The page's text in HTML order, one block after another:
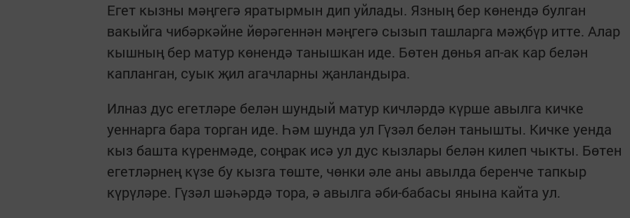
Егет кызны мәңгегә яратырмын дип уйлады. Язның бер көнендә булган
вакыйга чибәркәйне йөрәгеннән мәңгегә сызып ташларга мәҗбүр итте. Алар
кышның бер матур көнендә танышкан иде. Бөтен дөнья ап-ак кар белән
капланган, суык җил агачларны җанландыра.
Илназ дус егетләре белән шундый матур кичләрдә күрше авылга кичке
уеннарга бара торган иде. Һәм шунда ул Гүзәл белән танышты. Кичке уенда
кыз башта күренмәде, соңрак исә ул дус кызлары белән килеп чыкты. Бөтен
егетләрнең күзе бу кызга төште, чөнки әле аны авылда беренче тапкыр
күрүләре. Гүзәл шәһәрдә тора, ә авылга әби-бабасы янына кайта ул.